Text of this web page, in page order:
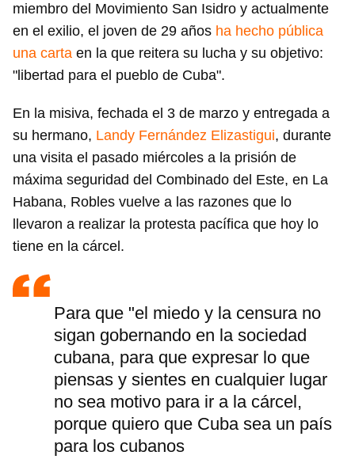
miembro del Movimiento San Isidro y actualmente
en el exilio, el joven de 29 años ha hecho pública
una carta en la que reitera su lucha y su objetivo:
"libertad para el pueblo de Cuba".
En la misiva, fechada el 3 de marzo y entregada a
su hermano, Landy Fernández Elizastigui, durante
una visita el pasado miércoles a la prisión de
máxima seguridad del Combinado del Este, en La
Habana, Robles vuelve a las razones que lo
llevaron a realizar la protesta pacífica que hoy lo
tiene en la cárcel.
Para que "el miedo y la censura no
sigan gobernando en la sociedad
cubana, para que expresar lo que
piensas y sientes en cualquier lugar
no sea motivo para ir a la cárcel,
porque quiero que Cuba sea un país
para los cubanos